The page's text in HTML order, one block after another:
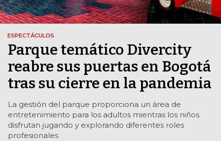
ESPECTÁCULOS
Parque temático Divercity
reabre sus puertas en Bogotá
tras su cierre en la pandemia
La gestión del parque proporciona un área de
entretenimiento para los adultos mientras los niños
disfrutan jugando y explorando diferentes roles
profesionales